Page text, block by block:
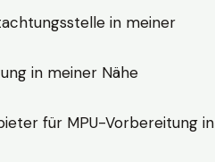
in meiner
in meiner Nähe
für MPU-Vorbereitung in